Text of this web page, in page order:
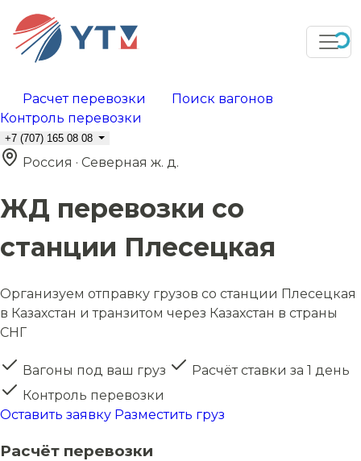
Расчет перевозки
Поиск вагонов
Контроль перевозки
+7 (707) 165 08 08
Россия · Северная ж. д.
ЖД перевозки со
станции Плесецкая
Организуем отправку грузов со станции Плесецкая
в Казахстан и транзитом через Казахстан в страны
СНГ
Вагоны под ваш груз
Расчёт ставки за 1 день
Контроль перевозки
Оставить заявку Разместить груз
Расчёт перевозки